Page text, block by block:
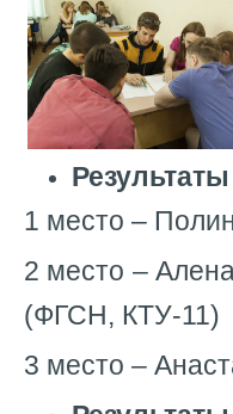
1 место –
2 место –
(ФГСН, КТУ-11)
3 место –